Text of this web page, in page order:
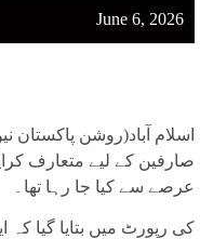
June 6, 2026
اسلام آباد(روشن پاکستان
صارفین کے لیے متعارف
عرصے سے کیا جا رہا تھا۔